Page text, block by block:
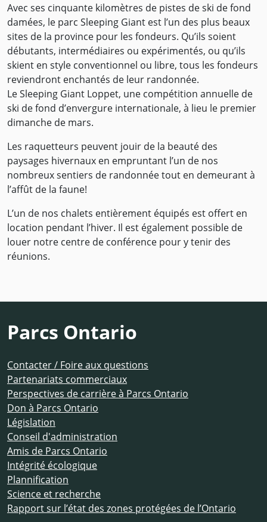
Avec ses cinquante kilomètres de pistes de ski de fond
damées, le parc Sleeping Giant est l’un des plus beaux
sites de la province pour les fondeurs. Qu’ils soient
débutants, intermédiaires ou expérimentés, ou qu’ils
skient en style conventionnel ou libre, tous les fondeurs
reviendront enchantés de leur randonnée.
Le Sleeping Giant Loppet, une compétition annuelle de
ski de fond d’envergure internationale, à lieu le premier
dimanche de mars.
Les raquetteurs peuvent jouir de la beauté des
paysages hivernaux en empruntant l’un de nos
nombreux sentiers de randonnée tout en demeurant à
l’affût de la faune!
L’un de nos chalets entièrement équipés est offert en
location pendant l’hiver. Il est également possible de
louer notre centre de conférence pour y tenir des
réunions.
Parcs Ontario
Contacter / Foire aux questions
Partenariats commerciaux
Perspectives de carrière à Parcs Ontario
Don à Parcs Ontario
Législation
Conseil d'administration
Amis de Parcs Ontario
Intégrité écologique
Plannification
Science et recherche
Rapport sur l’état des zones protégées de l’Ontario